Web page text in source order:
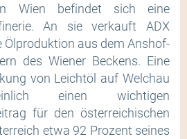
Wien befindet sich eine
An sie verkauft ADX
Ölproduktion aus dem Anshof-
des Wiener Beckens. Eine
von Leichtöl auf Welchau
einen wichtigen
für den österreichischen
etwa 92 Prozent seines